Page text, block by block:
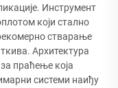
Инструмент
који стално
стварање
Архитектура
праћење која
системи наиђу